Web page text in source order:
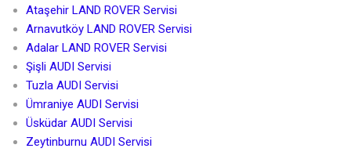
Ataşehir LAND ROVER Servisi
Arnavutköy LAND ROVER Servisi
Adalar LAND ROVER Servisi
Şişli AUDI Servisi
Tuzla AUDI Servisi
Ümraniye AUDI Servisi
Üsküdar AUDI Servisi
Zeytinburnu AUDI Servisi